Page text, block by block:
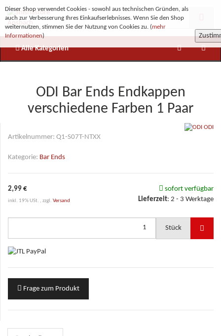
Alle Kategorien
ODI Bar Ends Endkappen
verschiedene Farben 1 Paar
ODI
Artikelnummer: Q1-S07T-NTXX
Kategorie: Bar Ends
2,99 €
inkl. 19% USt. , zzgl. Versand
sofort verfügbar
Lieferzeit: 2 - 3 Werktage
Stück
Frage zum Produkt
Dieser Shop verwendet Cookies - sowohl aus technischen Gründen, als
auch zur Verbesserung Ihres Einkaufserlebnisses. Wenn Sie den Shop
weiternutzen, stimmen Sie der Nutzung von Cookies zu. (mehr
Informationen)